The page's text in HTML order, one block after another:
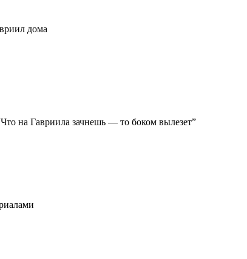
дома
на Гавриила зачнешь — то боком вылезет”